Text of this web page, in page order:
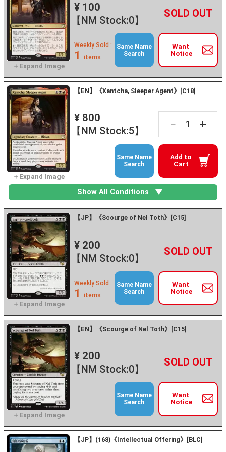
¥ 100
【NM Stock:0】
－ +
Want
Notice
Weekly Sold :
1 items
Same Name
Search
【EN】《Xantcha, Sleeper Agent》[C18]
¥ 800
【NM Stock:5】
－ +
Add to
Cart
Same Name
Search
Show All Conditions
【JP】《Scourge of Nel Toth》[C15]
¥ 200
【NM Stock:0】
－ +
Want
Notice
Weekly Sold :
1 items
Same Name
Search
【EN】《Scourge of Nel Toth》[C15]
¥ 200
【NM Stock:0】
－ +
Want
Notice
Same Name
Search
【JP】(168)《Intellectual Offering》[BLC]